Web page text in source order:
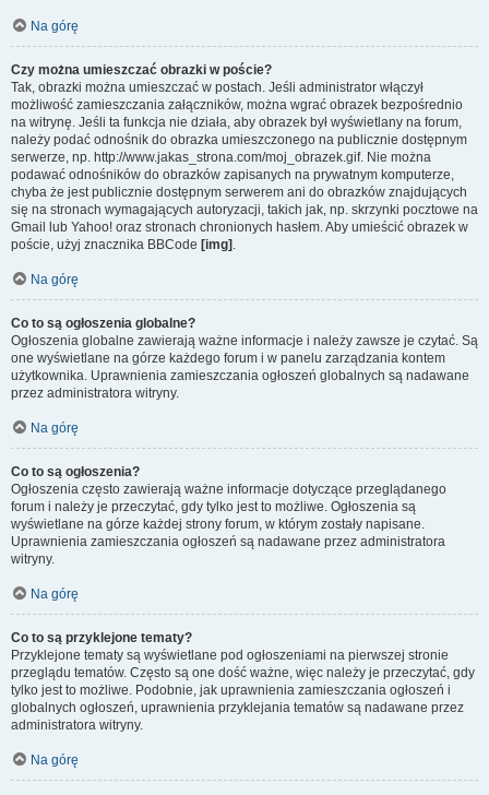
Na górę
Czy można umieszczać obrazki w poście?
Tak, obrazki można umieszczać w postach. Jeśli administrator włączył
możliwość zamieszczania załączników, można wgrać obrazek bezpośrednio
na witrynę. Jeśli ta funkcja nie działa, aby obrazek był wyświetlany na forum,
należy podać odnośnik do obrazka umieszczonego na publicznie dostępnym
serwerze, np. http://www.jakas_strona.com/moj_obrazek.gif. Nie można
podawać odnośników do obrazków zapisanych na prywatnym komputerze,
chyba że jest publicznie dostępnym serwerem ani do obrazków znajdujących
się na stronach wymagających autoryzacji, takich jak, np. skrzynki pocztowe na
Gmail lub Yahoo! oraz stronach chronionych hasłem. Aby umieścić obrazek w
poście, użyj znacznika BBCode [img] .
Na górę
Co to są ogłoszenia globalne?
Ogłoszenia globalne zawierają ważne informacje i należy zawsze je czytać. Są
one wyświetlane na górze każdego forum i w panelu zarządzania kontem
użytkownika. Uprawnienia zamieszczania ogłoszeń globalnych są nadawane
przez administratora witryny.
Na górę
Co to są ogłoszenia?
Ogłoszenia często zawierają ważne informacje dotyczące przeglądanego
forum i należy je przeczytać, gdy tylko jest to możliwe. Ogłoszenia są
wyświetlane na górze każdej strony forum, w którym zostały napisane.
Uprawnienia zamieszczania ogłoszeń są nadawane przez administratora
witryny.
Na górę
Co to są przyklejone tematy?
Przyklejone tematy są wyświetlane pod ogłoszeniami na pierwszej stronie
przeglądu tematów. Często są one dość ważne, więc należy je przeczytać, gdy
tylko jest to możliwe. Podobnie, jak uprawnienia zamieszczania ogłoszeń i
globalnych ogłoszeń, uprawnienia przyklejania tematów są nadawane przez
administratora witryny.
Na górę